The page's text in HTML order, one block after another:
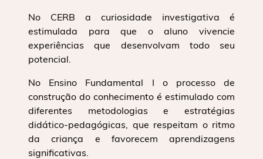
No CERB a curiosidade investigativa é
estimulada para que o aluno vivencie
experiências que desenvolvam todo seu
potencial.
No Ensino Fundamental I o processo de
construção do conhecimento é estimulado com
diferentes metodologias e estratégias
didático-pedagógicas, que respeitam o ritmo
da criança e favorecem aprendizagens
significativas.